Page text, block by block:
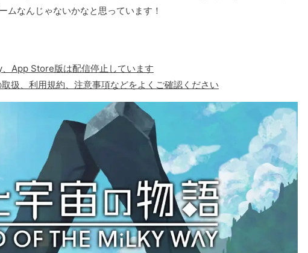
ムなんじゃないかなと思っています！
App Store版は配信停止しています
扱、利用規約、注意事項などをよくご確認ください